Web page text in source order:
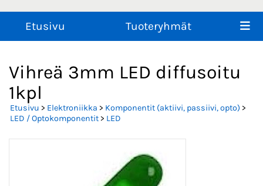
Etusivu Tuoteryhmät
Vihreä 3mm LED diffusoitu
1kpl
Etusivu > Elektroniikka > Komponentit (aktiivi, passiivi, opto) >
LED / Optokomponentit> LED